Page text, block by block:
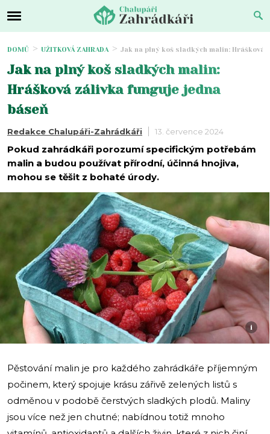
DOMŮ UŽITKOVÁ ZAHRADA Jak na plný koš sladkých malin: Hrášková
Jak na plný koš sladkých malin:
Hrášková zálivka funguje jedna
báseň
Redakce Chalupáři-Zahrádkáři 13. července 2024
Pokud zahrádkáři porozumí specifickým potřebám
malin a budou používat přírodní, účinná hnojiva,
mohou se těšit z bohaté úrody.
i
Pěstování malin je pro každého zahrádkáře příjemným
počinem, který spojuje krásu zářivě zelených listů s
odměnou v podobě čerstvých sladkých plodů. Maliny
jsou více než jen chutné; nabídnou totiž mnoho